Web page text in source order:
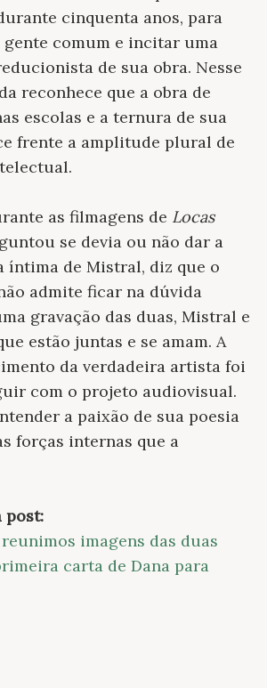
cinquenta anos, para
comum e incitar uma
de sua obra. Nesse
reconhece que a obra de
escolas e a ternura de sua
frente a amplitude plural de
as filmagens de Locas
se devia ou não dar a
íntima de Mistral, diz que o
admite ficar na dúvida
gravação das duas, Mistral e
estão juntas e se amam. A
da verdadeira artista foi
com o projeto audiovisual.
a paixão de sua poesia
forças internas que a
post:
imagens das duas
carta de Dana para